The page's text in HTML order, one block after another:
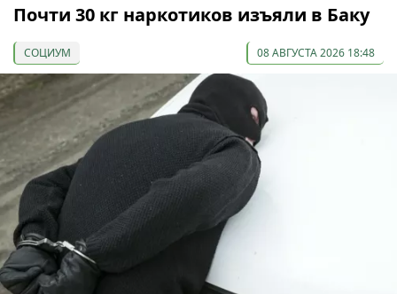
Почти 30 кг наркотиков изъяли в Баку
СОЦИУМ 08 АВГУСТА 2026 18:48